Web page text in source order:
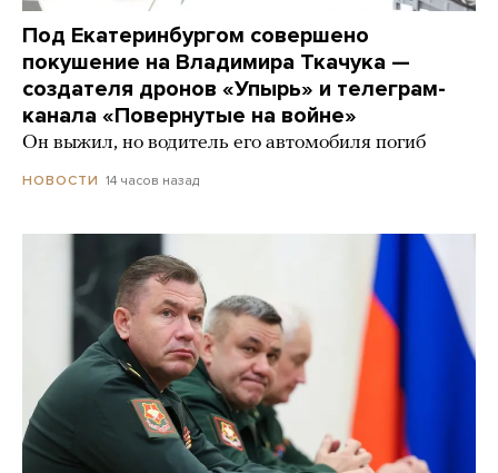
Под Екатеринбургом совершено
покушение на Владимира Ткачука —
создателя дронов «Упырь» и телеграм-
канала «Повернутые на войне»
Он выжил, но водитель его автомобиля погиб
НОВОСТИ 14 часов назад